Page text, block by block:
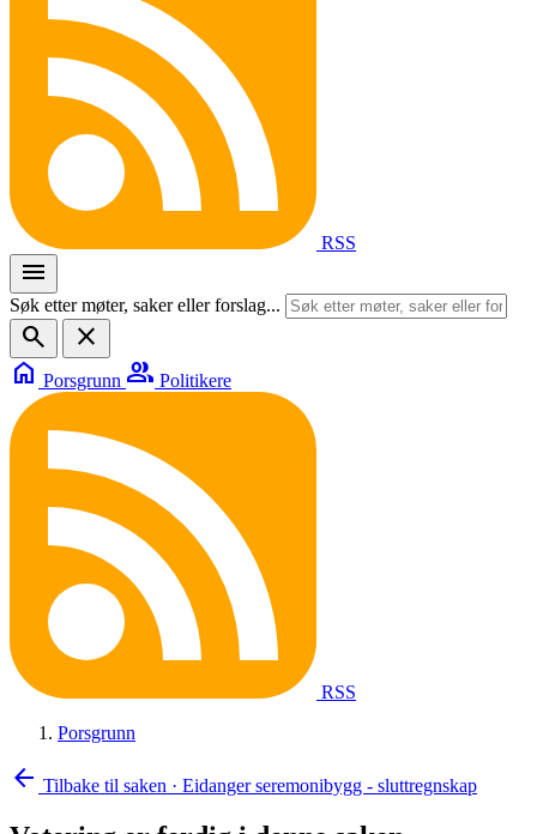
RSS
menu
Søk etter møter, saker eller forslag...
search
close
home Porsgrunn group Politikere
RSS
Porsgrunn
arrow_back Tilbake til saken · Eidanger seremonibygg - sluttregnskap